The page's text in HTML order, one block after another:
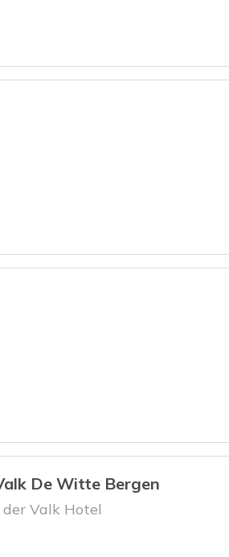
De Witte Bergen
Valk Hotel